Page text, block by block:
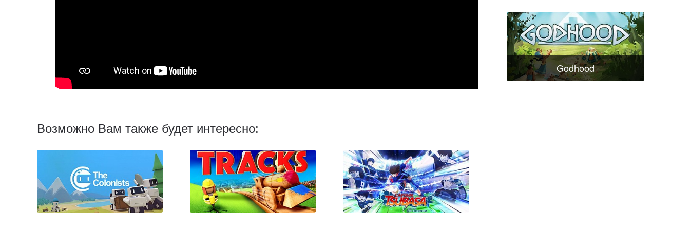
Возможно Вам также будет интересно:
Godhood